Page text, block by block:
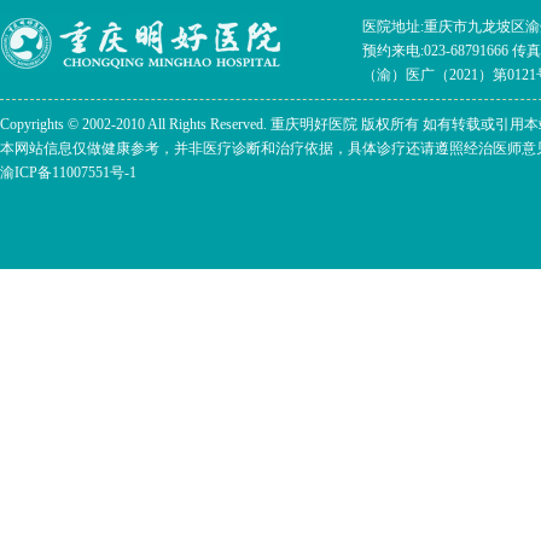
医院地址:重庆市九龙坡区
预约来电:023-68791666 传
（渝）医广（2021）第
Copyrights © 2002-2010 All Rights Reserved. 重庆明好医院 版权所有 如有转载或引用
本网站信息仅做健康参考，并非医疗诊断和治疗依据，具体诊疗还请遵照经治医师意
渝ICP备11007551号-1